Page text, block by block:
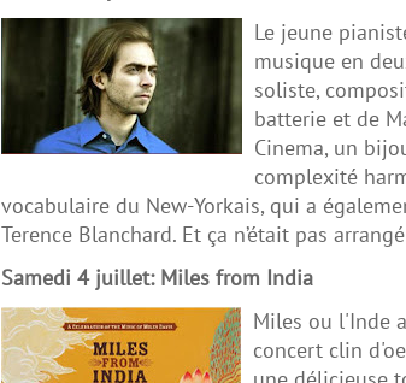
Le jeune
musique en
soliste,
batterie et de
Cinema, un
complexité
vocabulaire du New-Yorkais, qui a
Terence Blanchard. Et ça n’était pas
Samedi 4 juillet: Miles from India
Miles ou l'Inde
concert clin